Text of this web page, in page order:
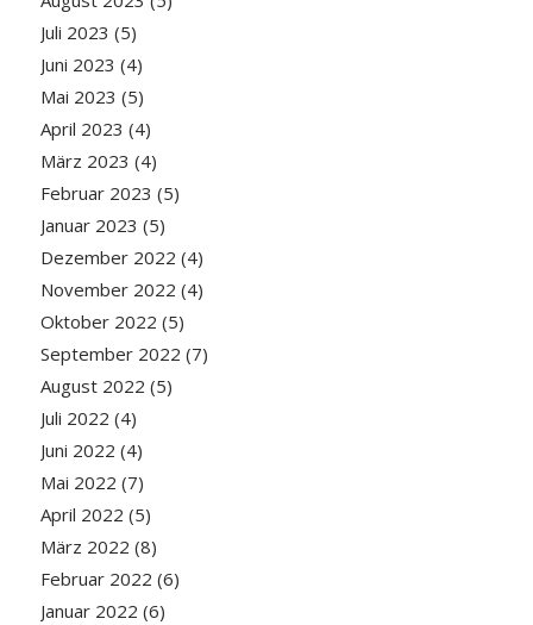
Juli 2023 (5)
Juni 2023 (4)
Mai 2023 (5)
April 2023 (4)
März 2023 (4)
Februar 2023 (5)
Januar 2023 (5)
Dezember 2022 (4)
November 2022 (4)
Oktober 2022 (5)
September 2022 (7)
August 2022 (5)
Juli 2022 (4)
Juni 2022 (4)
Mai 2022 (7)
April 2022 (5)
März 2022 (8)
Februar 2022 (6)
Januar 2022 (6)